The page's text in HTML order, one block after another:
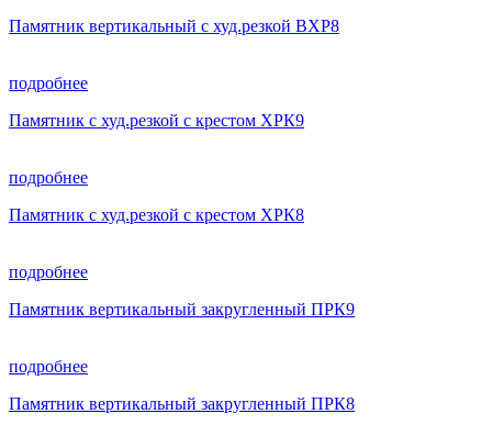
Памятник вертикальный с худ.резкой ВХР8
подробнее
Памятник с худ.резкой с крестом ХРК9
подробнее
Памятник с худ.резкой с крестом ХРК8
подробнее
Памятник вертикальный закругленный ПРК9
подробнее
Памятник вертикальный закругленный ПРК8